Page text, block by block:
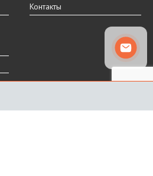
Контакты
характеристики товара могут